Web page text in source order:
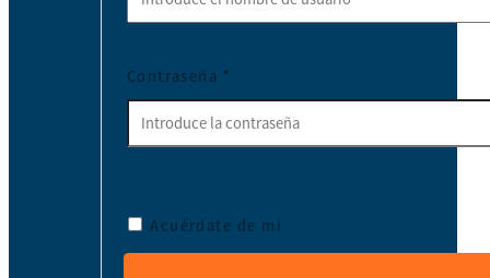
Contraseña *
Acuérdate de mí